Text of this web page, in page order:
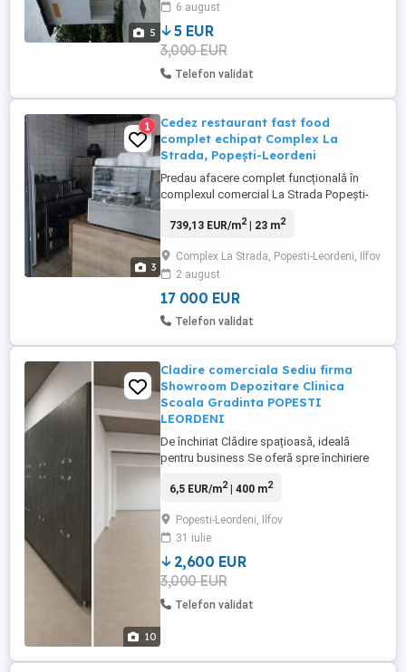
5
alte anexe în suprafață de 25 m2 cu un
total de 450 m2 suprafață totală ...
6 august
5 EUR
3,000 EUR
Telefon validat
3
1
Cedez restaurant fast food
complet echipat Complex La
Strada, Popești-Leordeni
Predau afacere complet funcțională în
complexul comercial La Strada Popești-
food, shaormerie, rotiserie sau grill.
utilat și echipat, gata pentru continuarea
activității fără investiții suplimentare.
Detalii: suprafață: ...
739,13 EUR/m2| 23 m2
Complex La Strada, Popesti-Leordeni, Ilfov
2 august
17 000 EUR
Telefon validat
10
Cladire comerciala Sediu firma
Showroom Depozitare Clinica
Scoala Gradinta POPESTI
LEORDENI
De închiriat Clădire spațioasă, ideală
pentru business Se oferă spre închiriere
vizibilitate foarte bună și acces facil,
birouri. Compartimentare eficientă: *
Parter: spațiu comercial 100 mp, grup
sanitar, receptie, acces ...
6,5 EUR/m2| 400 m2
Popesti-Leordeni, Ilfov
31 iulie
2,600 EUR
3,000 EUR
Telefon validat